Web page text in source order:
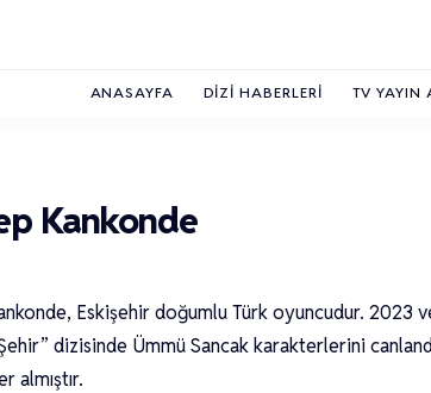
ANASAYFA DIZI HABERLERI TV YAYIN
Kankonde
Eskişehir doğumlu Türk oyuncudur. 2023
dizisinde Ümmü Sancak karakterlerini
almıştır.